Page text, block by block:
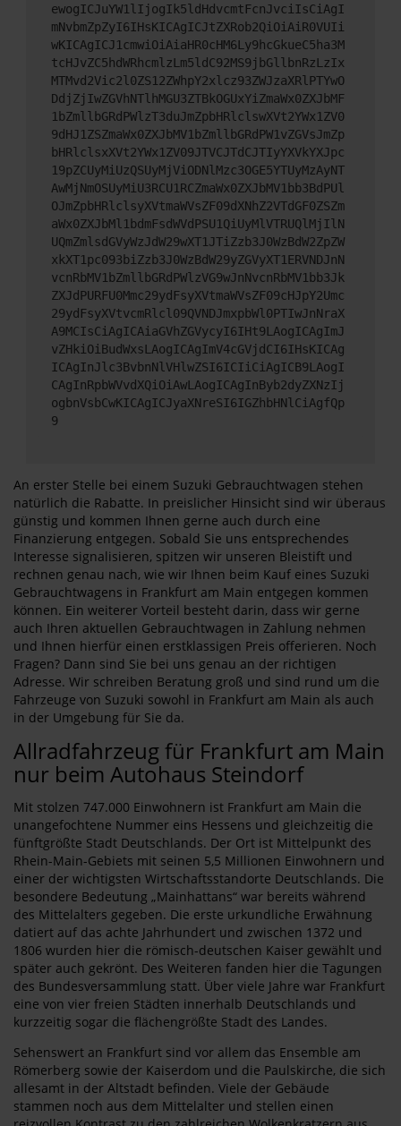
ewogICJuYW1lIjogIk5ldHdvcmtFcnJvciIsCiAgI
mNvbmZpZyI6IHsKICAgICJtZXRob2QiOiAiR0VUIi
wKICAgICJ1cmwiOiAiaHR0cHM6Ly9hcGkueC5ha3M
tcHJvZC5hdWRhcmlzLm5ldC92MS9jbGllbnRzLzIx
MTMvd2Vic2l0ZS12ZWhpY2xlcz93ZWJzaXRlPTYwO
DdjZjIwZGVhNTlhMGU3ZTBkOGUxYiZmaWx0ZXJbMF
1bZmllbGRdPWlzT3duJmZpbHRlclswXVt2YWx1ZV0
9dHJ1ZSZmaWx0ZXJbMV1bZmllbGRdPW1vZGVsJmZp
bHRlclsxXVt2YWx1ZV09JTVCJTdCJTIyYXVkYXJpc
19pZCUyMiUzQSUyMjViODNlMzc3OGE5YTUyMzAyNT
AwMjNmOSUyMiU3RCU1RCZmaWx0ZXJbMV1bb3BdPUl
OJmZpbHRlclsyXVtmaWVsZF09dXNhZ2VTdGF0ZSZm
aWx0ZXJbMl1bdmFsdWVdPSU1QiUyMlVTRUQlMjIlN
UQmZmlsdGVyWzJdW29wXT1JTiZzb3J0WzBdW2ZpZW
xkXT1pc093biZzb3J0WzBdW29yZGVyXT1ERVNDJnN
vcnRbMV1bZmllbGRdPWlzVG9wJnNvcnRbMV1bb3Jk
ZXJdPURFU0Mmc29ydFsyXVtmaWVsZF09cHJpY2Umc
29ydFsyXVtvcmRlcl09QVNDJmxpbWl0PTIwJnNraX
A9MCIsCiAgICAiaGVhZGVycyI6IHt9LAogICAgImJ
vZHkiOiBudWxsLAogICAgImV4cGVjdCI6IHsKICAg
ICAgInJlc3BvbnNlVHlwZSI6ICIiCiAgICB9LAogI
CAgInRpbWVvdXQiOiAwLAogICAgInByb2dyZXNzIj
ogbnVsbCwKICAgICJyaXNreSI6IGZhbHNlCiAgfQp
9
An erster Stelle bei einem Suzuki Gebrauchtwagen stehen
natürlich die Rabatte. In preislicher Hinsicht sind wir überaus
günstig und kommen Ihnen gerne auch durch eine
Finanzierung entgegen. Sobald Sie uns entsprechendes
Interesse signalisieren, spitzen wir unseren Bleistift und
rechnen genau nach, wie wir Ihnen beim Kauf eines Suzuki
Gebrauchtwagens in Frankfurt am Main entgegen kommen
können. Ein weiterer Vorteil besteht darin, dass wir gerne
auch Ihren aktuellen Gebrauchtwagen in Zahlung nehmen
und Ihnen hierfür einen erstklassigen Preis offerieren. Noch
Fragen? Dann sind Sie bei uns genau an der richtigen
Adresse. Wir schreiben Beratung groß und sind rund um die
Fahrzeuge von Suzuki sowohl in Frankfurt am Main als auch
in der Umgebung für Sie da.
Allradfahrzeug für Frankfurt am Main
nur beim Autohaus Steindorf
Mit stolzen 747.000 Einwohnern ist Frankfurt am Main die
unangefochtene Nummer eins Hessens und gleichzeitig die
fünftgrößte Stadt Deutschlands. Der Ort ist Mittelpunkt des
Rhein-Main-Gebiets mit seinen 5,5 Millionen Einwohnern und
einer der wichtigsten Wirtschaftsstandorte Deutschlands. Die
besondere Bedeutung „Mainhattans“ war bereits während
des Mittelalters gegeben. Die erste urkundliche Erwähnung
datiert auf das achte Jahrhundert und zwischen 1372 und
1806 wurden hier die römisch-deutschen Kaiser gewählt und
später auch gekrönt. Des Weiteren fanden hier die Tagungen
des Bundesversammlung statt. Über viele Jahre war Frankfurt
eine von vier freien Städten innerhalb Deutschlands und
kurzzeitig sogar die flächengrößte Stadt des Landes.
Sehenswert an Frankfurt sind vor allem das Ensemble am
Römerberg sowie der Kaiserdom und die Paulskirche, die sich
allesamt in der Altstadt befinden. Viele der Gebäude
stammen noch aus dem Mittelalter und stellen einen